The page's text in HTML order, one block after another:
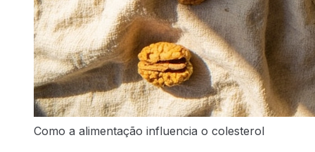
Como a alimentação influencia o colesterol